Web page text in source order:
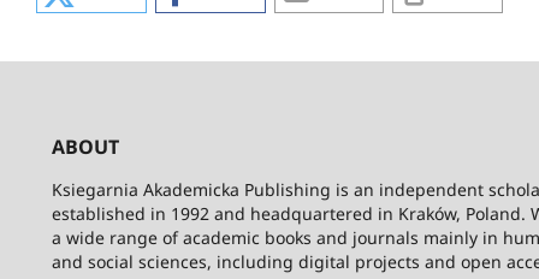
ABOUT
Ksiegarnia Akademicka Publishing is an independent
established in 1992 and headquartered in Kraków, Poland.
a wide range of academic books and journals mainly in
and social sciences, including digital projects and open